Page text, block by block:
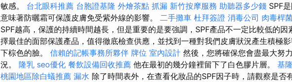
敏感。 台北眼科推薦 台胞證基隆 外燴茶點 抓漏 新竹按摩服務 助聽器多少錢 SPF
意味著防曬霜可保護皮膚免受紫外線的影響。 二手攤車 杜拜簽證 消毒公司 肉毒桿
SPF越高，保護的持續時間越長，但是重要的是要強調，SPF產品不一定比較低的因
擇最佳的面部保護產品，值得徹底檢查供應，並找到一種對我們皮膚狀況產生積極
下棕色的臉。 信賴的記帳事務所夥伴 牌位 室內設計 然後，您將確保您會盡最大努
況。 隆乳 seo優化 餐飲設備回收推薦 他在最初的幾分鐘裡留下了白色膠片層。 基
桃園地區除白蟻推薦 漏水 除了時間表外，在查看化妝品的SPF因子時，請觀察是否